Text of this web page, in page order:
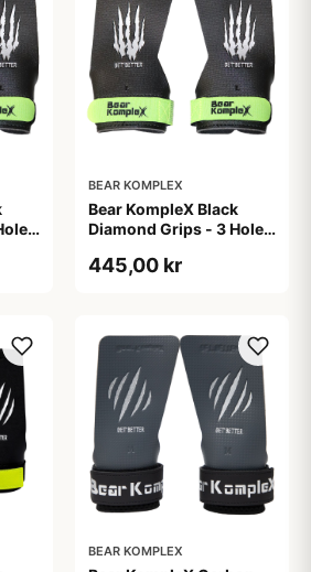
BEAR KOMPLEX
Bear KompleX Black
Diamond Grips - 3 Hole
445,00 kr
BEAR KOMPLEX